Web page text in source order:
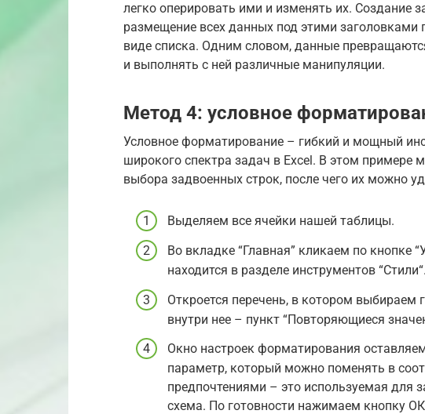
легко оперировать ими и изменять их. Создание
размещение всех данных под этими заголовками
виде списка. Одним словом, данные
и выполнять с ней различные манипуляции.
Метод 4: условное
Условное форматирование – гибкий и мощный
широкого спектра задач в Excel. В этом примере
выбора задвоенных строк, после чего их можно
Выделяем все ячейки нашей таблицы.
Во вкладке “Главная” кликаем по кнопке
находится в разделе инструментов “Стили“.
Откроется перечень, в котором выбираем
внутри нее – пункт “Повторяющиеся
Окно настроек форматирования
параметр, который можно поменять в
предпочтениями – это используемая для
схема. По готовности нажимаем кнопку